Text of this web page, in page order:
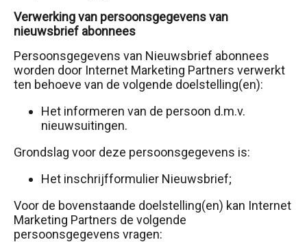
Verwerking van persoonsgegevens van
nieuwsbrief abonnees
Persoonsgegevens van Nieuwsbrief abonnees
worden door Internet Marketing Partners verwerkt
ten behoeve van de volgende doelstelling(en):
Het informeren van de persoon d.m.v.
nieuwsuitingen.
Grondslag voor deze persoonsgegevens is:
Het inschrijfformulier Nieuwsbrief;
Voor de bovenstaande doelstelling(en) kan Internet
Marketing Partners de volgende
persoonsgegevens vragen: